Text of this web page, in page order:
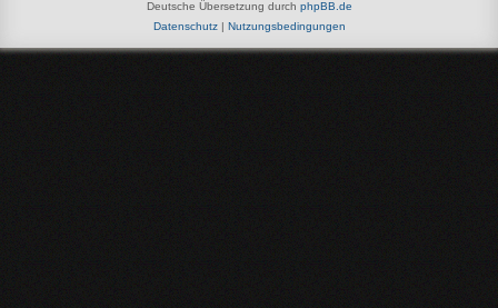
Deutsche Übersetzung durch phpBB.de
Datenschutz| Nutzungsbedingungen